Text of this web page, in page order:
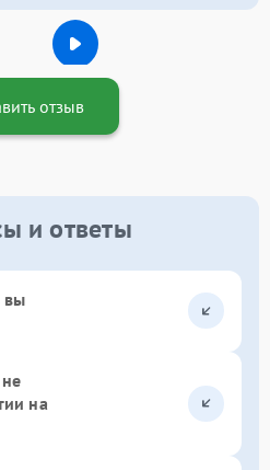
отзыв
и ответы
вы
на